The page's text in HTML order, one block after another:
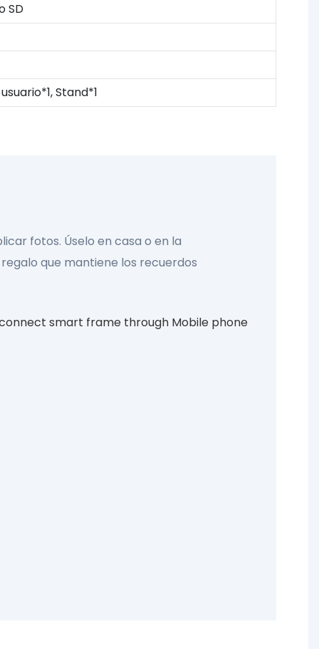
SD
Stand*1
fotos. Úselo en casa o en la
que mantiene los recuerdos